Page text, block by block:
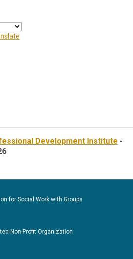
Development Institute -
for Social Work with Groups
Non-Profit Organization